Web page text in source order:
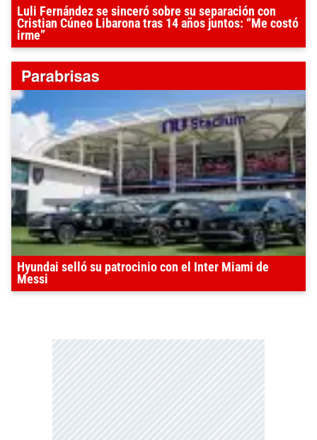
Luli Fernández se sinceró sobre su separación con
Cristian Cúneo Libarona tras 14 años juntos: “Me costó
irme”
Hyundai selló su patrocinio con el Inter Miami de
Messi